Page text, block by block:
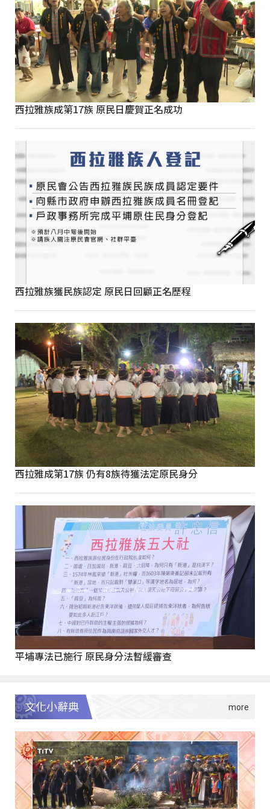
西拉雅族成第17族 原民日慶賀正名成功
西拉雅族獲民族認定 原民日回顧正名歷程
西拉雅成第17族 仍有8族待獲法定原民身分
平埔專法已施行 原民身分法暫緩審查
文化小辭典